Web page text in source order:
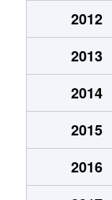
2012
2013
2014
2015
2016